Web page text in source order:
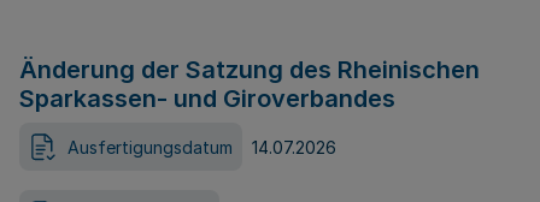
Änderung der Satzung des Rheinischen
Sparkassen- und Giroverbandes
Ausfertigungsdatum 14.07.2026